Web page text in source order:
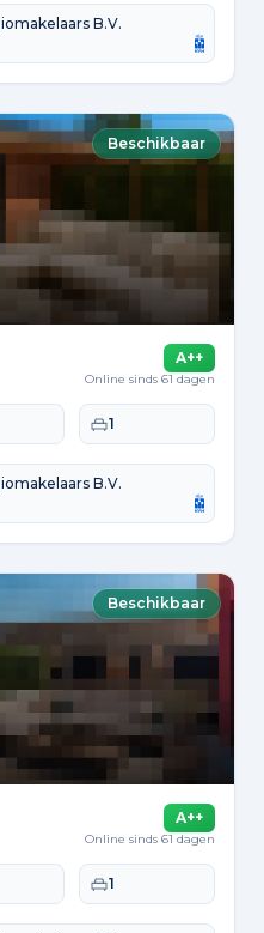
B.V.
Beschikbaar
A++
Online sinds 61 dagen
Slaapkamers
1
B.V.
Beschikbaar
A++
Online sinds 61 dagen
Slaapkamers
1